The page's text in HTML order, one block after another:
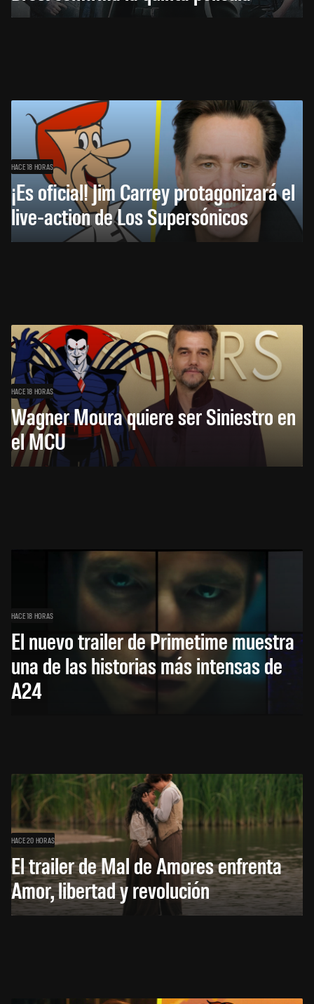
HACE 18 HORAS
¡Es oficial! Jim Carrey protagonizará el
live-action de Los Supersónicos
HACE 18 HORAS
Wagner Moura quiere ser Siniestro en
el MCU
HACE 18 HORAS
El nuevo trailer de Primetime muestra
una de las historias más intensas de
A24
HACE 20 HORAS
El trailer de Mal de Amores enfrenta
Amor, libertad y revolución